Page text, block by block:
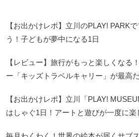
【お出かけレポ】立川のPLAY! PARK
う！子どもが夢中になる1日
【レビュー】旅行がもっと楽しくなる
ー「キッズトラベルキャリー」が最高
【お出かけレポ】立川「PLAY!
はしゃぐ1日！アートと遊びが一度に楽